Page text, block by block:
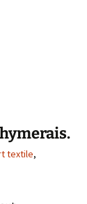
textile,